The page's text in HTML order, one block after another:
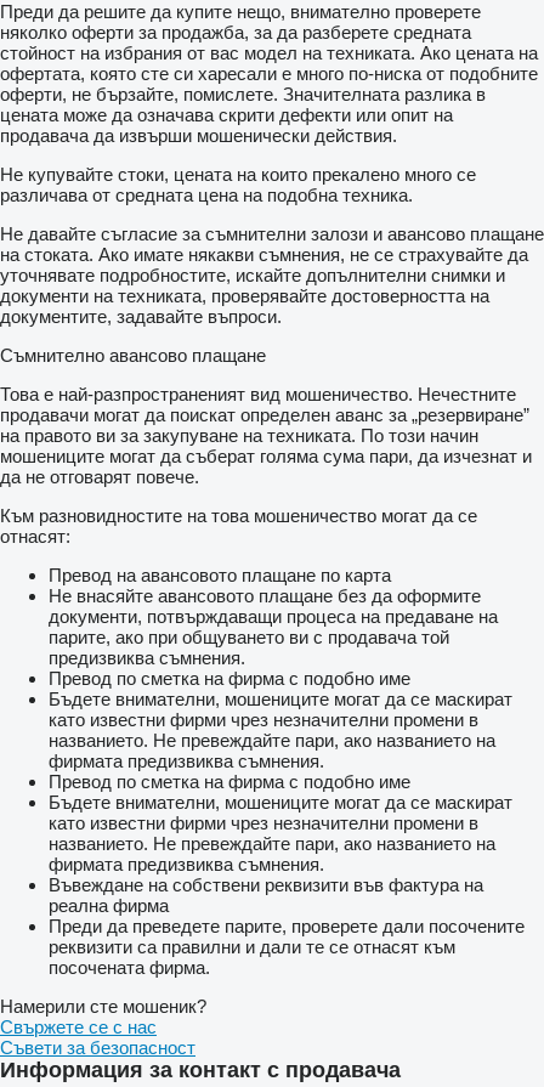
Преди да решите да купите нещо, внимателно проверете
няколко оферти за продажба, за да разберете средната
стойност на избрания от вас модел на техниката. Ако цената на
офертата, която сте си харесали е много по-ниска от подобните
оферти, не бързайте, помислете. Значителната разлика в
цената може да означава скрити дефекти или опит на
продавача да извърши мошенически действия.
Не купувайте стоки, цената на които прекалено много се
различава от средната цена на подобна техника.
Не давайте съгласие за съмнителни залози и авансово плащане
на стоката. Ако имате някакви съмнения, не се страхувайте да
уточнявате подробностите, искайте допълнителни снимки и
документи на техниката, проверявайте достоверността на
документите, задавайте въпроси.
Съмнително авансово плащане
Това е най-разпространеният вид мошеничество. Нечестните
продавачи могат да поискат определен аванс за „резервиране”
на правото ви за закупуване на техниката. По този начин
мошениците могат да съберат голяма сума пари, да изчезнат и
да не отговарят повече.
Към разновидностите на това мошеничество могат да се
отнасят:
Превод на авансовото плащане по карта
Не внасяйте авансовото плащане без да оформите
документи, потвърждаващи процеса на предаване на
парите, ако при общуването ви с продавача той
предизвиква съмнения.
Превод по сметка на фирма с подобно име
Бъдете внимателни, мошениците могат да се маскират
като известни фирми чрез незначителни промени в
названието. Не превеждайте пари, ако названието на
фирмата предизвиква съмнения.
Превод по сметка на фирма с подобно име
Бъдете внимателни, мошениците могат да се маскират
като известни фирми чрез незначителни промени в
названието. Не превеждайте пари, ако названието на
фирмата предизвиква съмнения.
Въвеждане на собствени реквизити във фактура на
реална фирма
Преди да преведете парите, проверете дали посочените
реквизити са правилни и дали те се отнасят към
посочената фирма.
Намерили сте мошеник?
Свържете се с нас
Съвети за безопасност
Информация за контакт с продавача